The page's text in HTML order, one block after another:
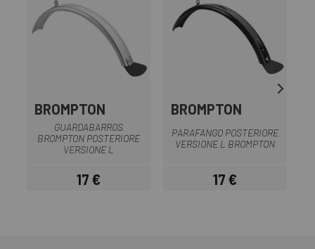
BROMPTON
GUARDABARROS
BROMPTON POSTERIORE
VERSIONE L
Prezzo
17 €
BROMPTON
PARAFANGO POSTERIORE
VERSIONE L BROMPTON
Prezzo
17 €